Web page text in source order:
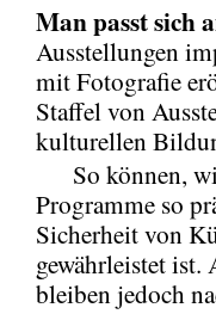
Man passt sich
Ausstellungen
mit Fotografie
Staffel von
kulturellen
So können,
Programme so
Sicherheit von
gewährleistet
bleiben jedoch